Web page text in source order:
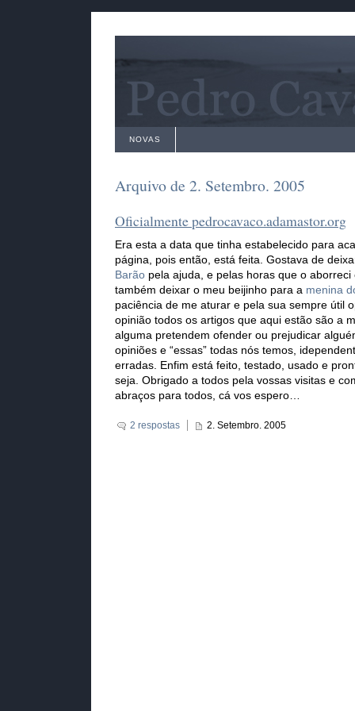
NOVAS
Arquivo de 2. Setembro. 2005
Oficialmente pedrocavaco.adamastor.org
Era esta a data que tinha estabelecido para
página, pois então, está feita. Gostava de
Barão pela ajuda, e pelas horas que o aborreci
também deixar o meu beijinho para a menina
paciência de me aturar e pela sua sempre útil
opinião todos os artigos que aqui estão são a
alguma pretendem ofender ou prejudicar
opiniões e “essas” todas nós temos,
erradas. Enfim está feito, testado, usado e
seja. Obrigado a todos pela vossas visitas e
abraços para todos, cá vos espero…
2 respostas 2. Setembro. 2005